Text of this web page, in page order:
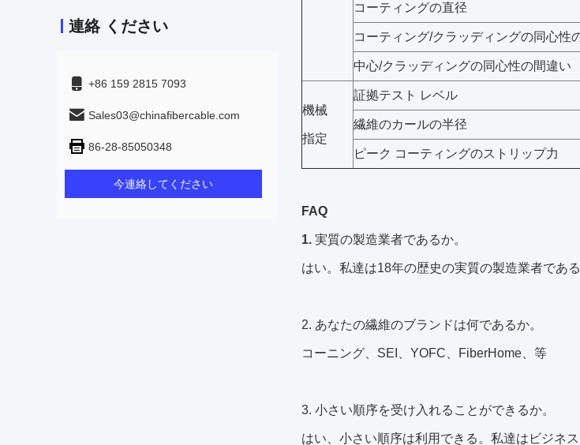
連絡 ください
+86 159 2815 7093
Sales03@chinafibercable.com
86-28-85050348
今連絡してください
コーティングの直径
コーティング/クラッディングの同心性
中心/クラッディングの同心性の間違い
機械
指定
証拠テスト レベル
繊維のカールの半径
ピーク コーティングのストリップ力
FAQ
1. 実質の製造業者であるか。
はい。私達は18年の歴史の実質の製造業者である
2. あなたの繊維のブランドは何であるか。
コーニング、SEI、YOFC、FiberHome、等
3. 小さい順序を受け入れることができるか。
はい、小さい順序は利用できる。私達はビジネ